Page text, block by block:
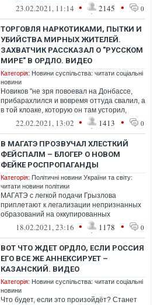
говорили и писали с самого начала
23.02.2021, 11:14 • 2145 • 0
ТОРГОВЛЯ НАРКОТИКАМИ, ПЫТКИ И
УБИЙСТВА МИРНЫХ ЖИТЕЛЕЙ.
ЗАХВАТЧИК РАССКАЗАЛ О "РУССКОМ
МИРЕ" В ОРДЛО. ВИДЕО
Категорія: Новини суспільства: читати соціальні
новини
Новиков "не зря повоевал на Донбассе,
прибарахлился и вовремя оттуда свалил, а
в той клоаке, которую он там усторил,
теперь живут и мучаются обычные ж...
22.02.2021, 13:02 • 1413 • 0
В МАГАТЭ ПРОЗВУЧАЛ ХЛЕСТКИЙ
ФЕЙСПАЛМ – БЛОГЕР О НОВОМ
ФЕЙКЕ РОСПРОПАГАНДЫ
Категорія: Політичні новини України та світу:
читати новини політики
МАГАТЭ с легкой подачи Грызлова
приплетают к легализации непризнанных
образований на оккупированных
территориях, через некие юридические
18.02.2021, 23:16 • 1178 • 0
ВОТ ЧТО ЖДЕТ ОРДЛО, ЕСЛИ РОССИЯ
ЕГО ВСЕ ЖЕ АННЕКСИРУЕТ –
КАЗАНСКИЙ. ВИДЕО
Категорія: Новини суспільства: читати соціальні
новини
Что будет, если это произойдёт? Станет